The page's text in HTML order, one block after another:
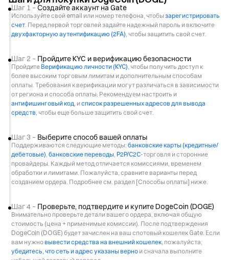
Шаг 1 – Создайте аккаунт на Gate
Используйте свой email или номер телефона, чтобы зарегистрировать
счет. Перед первой торговлей задайте надежный пароль и включите
двухфакторную аутентификацию (2FA), чтобы защитить свой счет.
Шаг 2 – Пройдите KYC и верификацию безопасности
Пройдите Верификацию личности (KYC), чтобы получить доступ к
более высоким торговым лимитам и дополнительным способам
оплаты. Требования к верификации могут различаться в зависимости
от региона и способа оплаты. Рекомендуем настроить и
антифишинговый код, исписок разрешенных адресов для вывода
средств, чтобы еще больше защитить свой счет.
Шаг 3 – Выберите способ вашей оплаты
Поддерживаются следующие методы: банковские карты (кредитные/
дебетовые), банковские переводы, P2P/C2C-торговля и сторонние
провайдеры. Каждый метод отличается комиссиями, временем
обработки и лимитами. Пожалуйста, сравните варианты перед
созданием ордера. Подробнее см. раздел [Способы оплаты] ниже.
Шаг 4 – Проверьте, подтвердите и купите DogeCoin (DOGE)
Внимательно проверьте детали вашего ордера, включая общую
стоимость (цена + применимые комиссии). После подтверждения
DogeCoin (DOGE) будет зачислен на ваш спотовый кошелек Gate. Если
вам нужно вывести средства на внешний кошелек, пожалуйста,
убедитесь, что сеть и адрес указаны верно и сначала выполните